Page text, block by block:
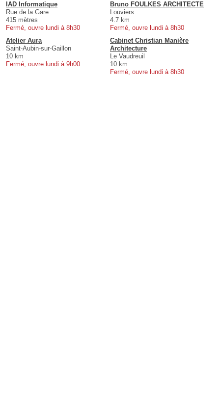
IAD Informatique
Rue de la Gare
415 mètres
Fermé, ouvre lundi à 8h30
Bruno FOULKES ARCHITECTE
Louviers
4.7 km
Fermé, ouvre lundi à 8h30
Atelier Aura
Saint-Aubin-sur-Gaillon
10 km
Fermé, ouvre lundi à 9h00
Cabinet Christian Manière
Architecture
Le Vaudreuil
10 km
Fermé, ouvre lundi à 8h30